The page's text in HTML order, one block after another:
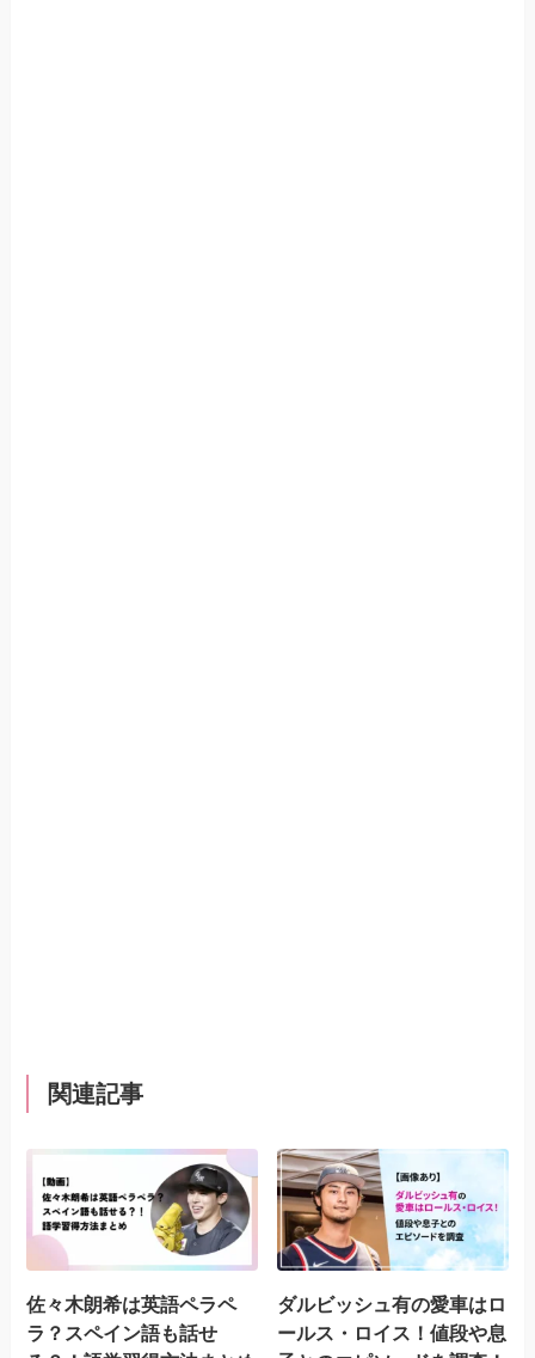
関連記事
佐々木朗希は英語ペラペ
ラ？スペイン語も話せ
ダルビッシュ有の愛車はロ
ールス・ロイス！値段や息